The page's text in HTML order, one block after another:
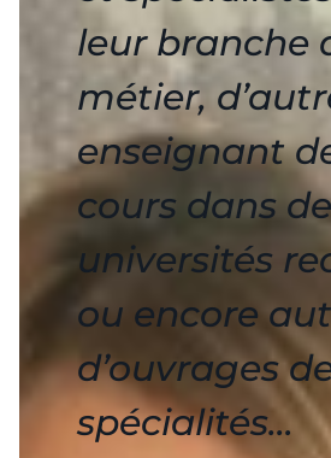
leur branche
métier,
enseignant
cours dans
universités
ou encore
d’ouvrages
spécialités…